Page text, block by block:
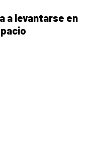
a levantarse en